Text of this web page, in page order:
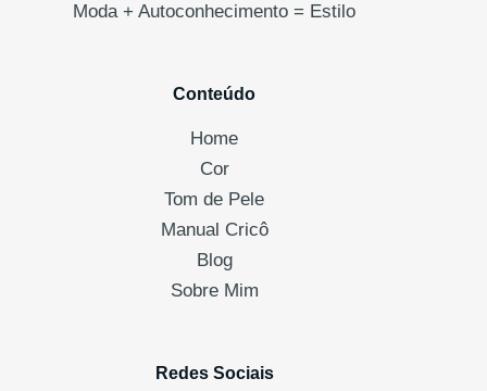
Moda + Autoconhecimento = Estilo
Conteúdo
Home
Cor
Tom de Pele
Manual Cricô
Blog
Sobre Mim
Redes Sociais